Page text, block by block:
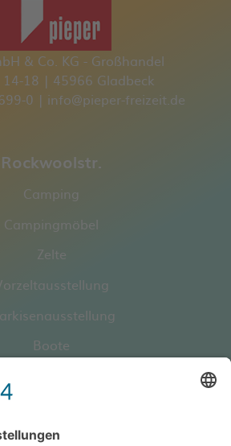
& Co. KG - Großhandel
14-18 | 45966 Gladbeck
0 | info@pieper-freizeit.de
Rockwoolstr.
Camping
Campingmöbel
Zelte
Boote
Truckerzubehör
Angelsport